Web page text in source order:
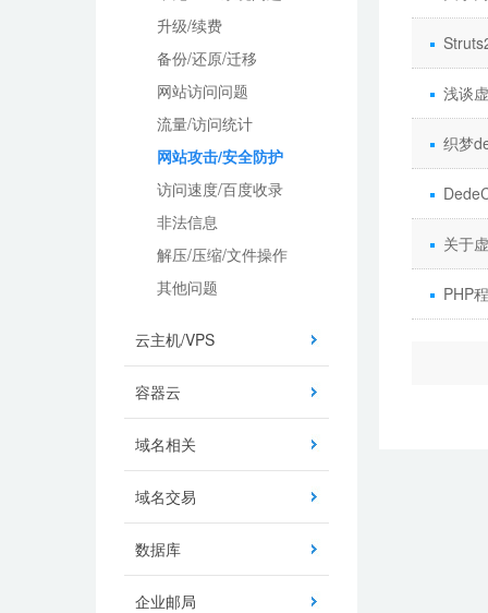
升级/续费
备份/还原/迁移
网站访问问题
流量/访问统计
网站攻击/安全防护
访问速度/百度收录
非法信息
解压/压缩/文件操作
其他问题
云主机/VPS
容器云
域名相关
域名交易
数据库
企业邮局
浅谈
织梦
关于
PHP